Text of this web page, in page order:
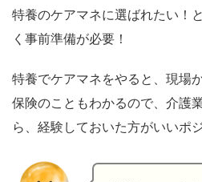
特養のケアマネに選ばれたい！
く事前準備が必要！
特養でケアマネをやると、現場
保険のこともわかるので、介護
ら、経験しておいた方がいいポ